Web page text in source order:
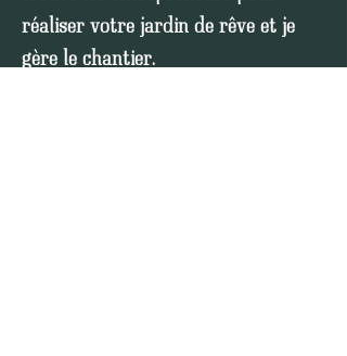
réaliser votre jardin de rêve et je
gère le chantier.